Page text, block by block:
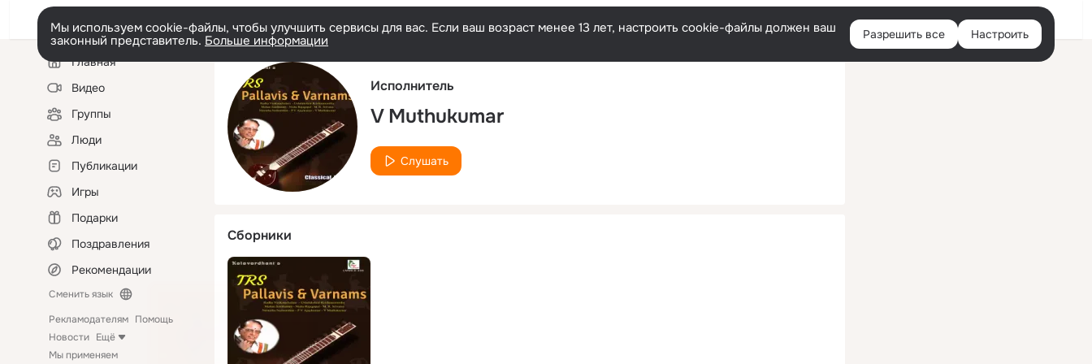
Русский Войти
Мы используем cookie-файлы, чтобы улучшить сервисы для вас. Если ваш возраст менее 13 лет, настроить cookie-файлы должен ваш
законный представитель. Больше информации Разрешить все Настроить
Левая
колонкаГлавная
Видео
Группы
Люди
Публикации
Игры
Подарки
Поздравления
Рекомендации
Сменить язык
Рекламодателям Помощь
Новости Ещё
Мы применяем
Исполнитель
V Muthukumar
Слушать
Сборники